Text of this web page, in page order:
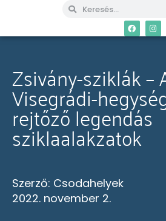
Zsivány-sziklák –
Visegrádi-
rejtőző legendás
sziklaalakzatok
Szerző: Csodahelyek
2022. november 2.